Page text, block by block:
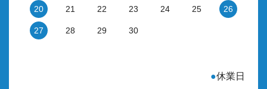
20 21 22 23 24 25 26
27 28 29 30
●休業日